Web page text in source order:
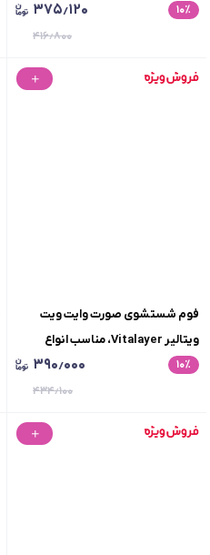
پوست
۱۰٪ ۳۷۵٫۱۲۰
۴۱۶٫۸۰۰
فوم شستشوی صورت وایت ویت
ویتالیر Vitalayer، مناسب انواع
پوست، حجم 150 میلی لیتر
۱۰٪ ۳۹۰٫۰۰۰
۴۳۴٫۱۰۰